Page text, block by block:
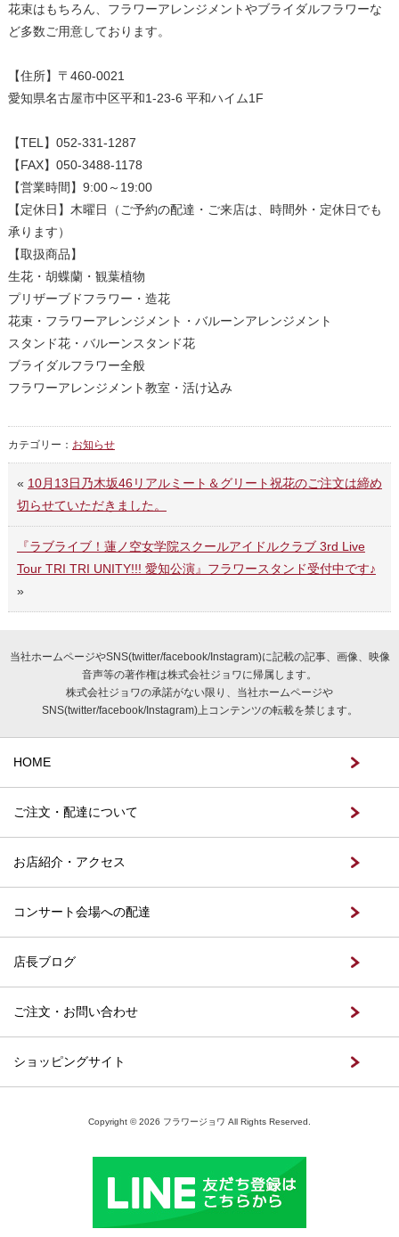
花束はもちろん、フラワーアレンジメントやブライダルフラワーな
ど多数ご用意しております。
【住所】〒460-0021
愛知県名古屋市中区平和1-23-6 平和ハイム1F
【TEL】052-331-1287
【営業時間】9:00～19:00
【定休日】木曜日（ご予約の配達・ご来店は、時間外・定休日でも
承ります）
【取扱商品】
生花・胡蝶蘭・観葉植物
プリザーブドフラワー・造花
花束・フラワーアレンジメント・バルーンアレンジメント
スタンド花・バルーンスタンド花
ブライダルフラワー全般
フラワーアレンジメント教室・活け込み
カテゴリー： お知らせ
« 10月13日乃木坂46リアルミート＆グリート祝花のご注文は締め
切らせていただきました。
『ラブライブ！蓮ノ空女学院スクールアイドルクラブ 3rd Live
Tour TRI TRI UNITY!!! 愛知公演』フラワースタンド受付中です♪
»
当社ホームページやSNS(twitter/facebook/Instagram)に記載の記事、画像、映像
音声等の著作権は株式会社ジョワに帰属します。
株式会社ジョワの承諾がない限り、当社ホームページや
SNS(twitter/facebook/Instagram)上コンテンツの転載を禁じます。
HOME
ご注文・配達について
お店紹介・アクセス
コンサート会場への配達
店長ブログ
ご注文・お問い合わせ
ショッピングサイト
Copyright © 2026 フラワージョワ All Rights Reserved.